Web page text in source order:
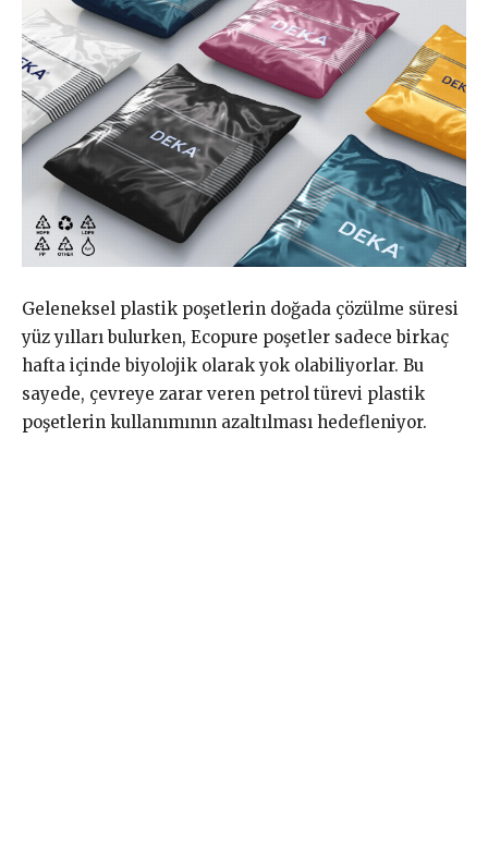
Geleneksel plastik poşetlerin doğada çözülme süresi
yüz yılları bulurken, Ecopure poşetler sadece birkaç
hafta içinde biyolojik olarak yok olabiliyorlar. Bu
sayede, çevreye zarar veren petrol türevi plastik
poşetlerin kullanımının azaltılması hedefleniyor.